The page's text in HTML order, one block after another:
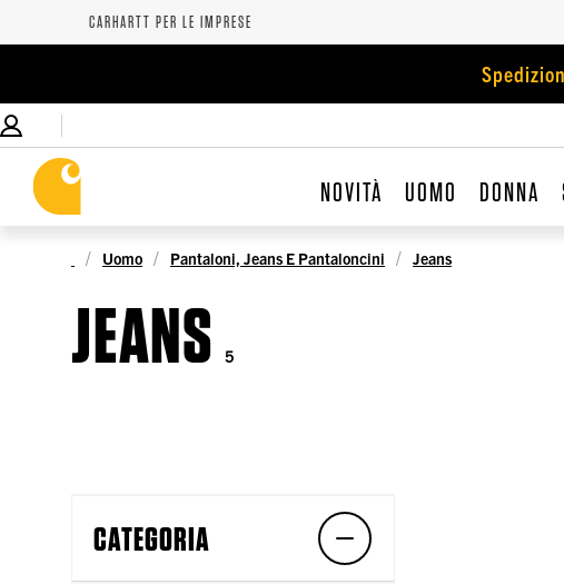
CARHARTT PER LE IMPRESE
NOVITÀ UOMO DONNA
Uomo Pantaloni, Jeans E Pantaloncini Jeans
JEANS 5
CATEGORIA